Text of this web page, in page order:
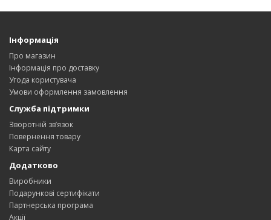
Інформація
Про магазин
Інформація про доставку
Угода користувача
Умови оформлення замовлення
Служба підтримки
Зворотній зв’язок
Повернення товару
Карта сайту
Додатково
Виробники
Подарункові сертифікати
Партнерська програма
Акції